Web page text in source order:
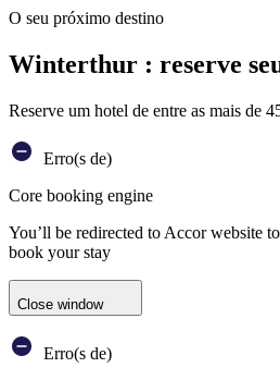
O seu próximo destino
Winterthur : reserve
Reserve um hotel de entre as mais de
Erro(s de)
Core booking engine
You’ll be redirected to Accor website
book your stay
Close window
Erro(s de)